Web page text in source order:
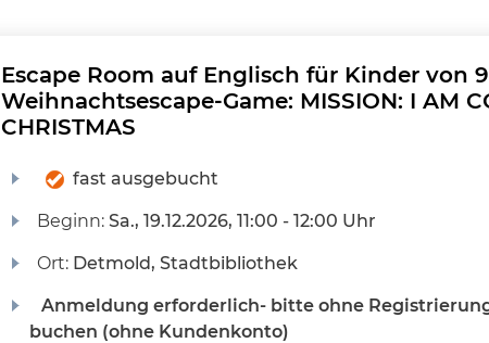
Escape Room auf Englisch für Kinder von
Weihnachtsescape-Game: MISSION: I AM
CHRISTMAS
fast ausgebucht
Beginn: Sa., 19.12.2026, 11:00 - 12:00 Uhr
Ort: Detmold, Stadtbibliothek
Anmeldung erforderlich- bitte ohne
buchen (ohne Kundenkonto)